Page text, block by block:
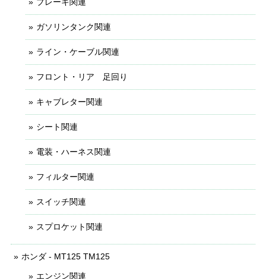
ブレーキ関連
ガソリンタンク関連
ライン・ケーブル関連
フロント・リア 足回り
キャブレター関連
シート関連
電装・ハーネス関連
フィルター関連
スイッチ関連
スプロケット関連
ホンダ - MT125 TM125
エンジン関連